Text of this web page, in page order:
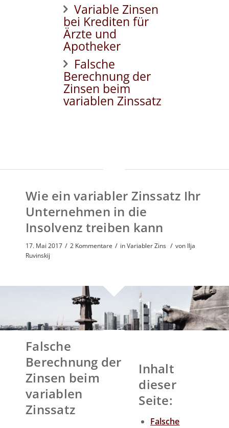
Variable Zinsen
bei Krediten für
Ärzte und
Apotheker
Falsche
Berechnung der
Zinsen beim
variablen Zinssatz
Wie ein variabler Zinssatz Ihr
Unternehmen in die
Insolvenz treiben kann
17. Mai 2017 / 2 Kommentare / inVariabler Zins / von Ilja
Ruvinskij
Falsche
Berechnung der
Zinsen beim
variablen
Zinssatz
Inhalt
dieser
Seite:
Falsche